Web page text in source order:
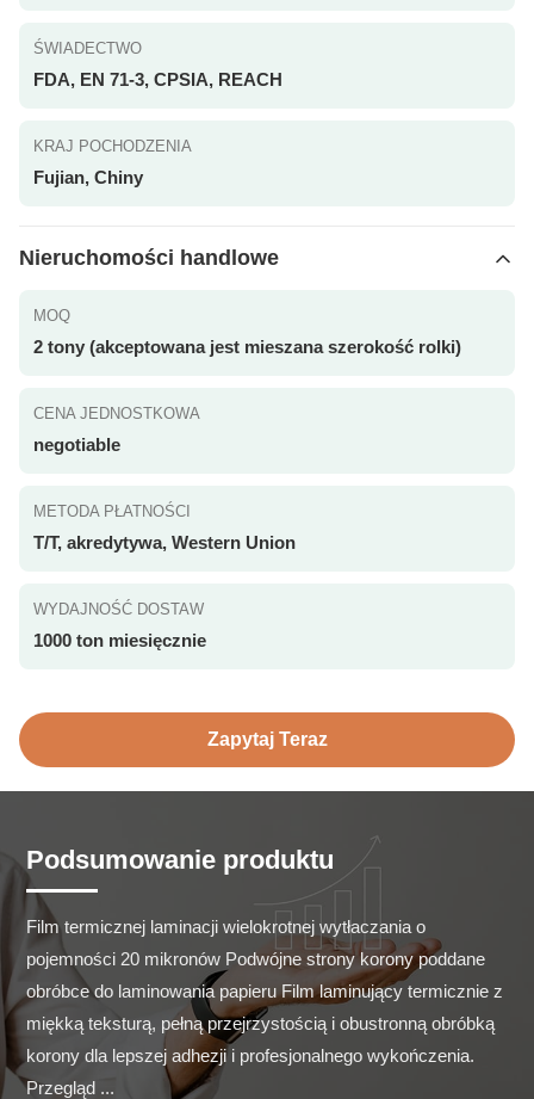
ŚWIADECTWO
FDA, EN 71-3, CPSIA, REACH
KRAJ POCHODZENIA
Fujian, Chiny
Nieruchomości handlowe
MOQ
2 tony (akceptowana jest mieszana szerokość rolki)
CENA JEDNOSTKOWA
negotiable
METODA PŁATNOŚCI
T/T, akredytywa, Western Union
WYDAJNOŚĆ DOSTAW
1000 ton miesięcznie
Zapytaj Teraz
Podsumowanie produktu
Film termicznej laminacji wielokrotnej wytłaczania o
pojemności 20 mikronów Podwójne strony korony poddane
obróbce do laminowania papieru Film laminujący termicznie z
miękką teksturą, pełną przejrzystością i obustronną obróbką
korony dla lepszej adhezji i profesjonalnego wykończenia.
Przegląd ...